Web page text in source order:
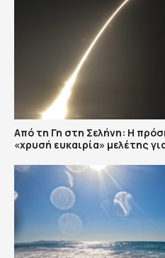
Από τη Γη στη Σελήνη: Η
«χρυσή ευκαιρία» μελέτης